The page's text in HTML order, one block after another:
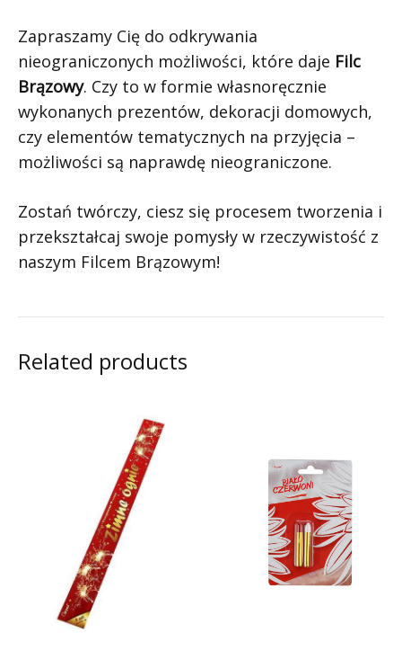
Zapraszamy Cię do odkrywania
nieograniczonych możliwości, które daje Filc
Brązowy. Czy to w formie własnoręcznie
wykonanych prezentów, dekoracji domowych,
czy elementów tematycznych na przyjęcia –
możliwości są naprawdę nieograniczone.
Zostań twórczy, ciesz się procesem tworzenia i
przekształcaj swoje pomysły w rzeczywistość z
naszym Filcem Brązowym!
Related products